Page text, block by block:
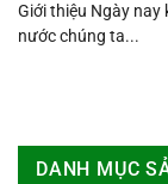
DANH MỤC
Giới thiệu Ngày nay
nước chúng ta...